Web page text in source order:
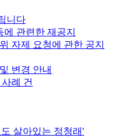
니다
관련한 재공지
자제 요청에 관한 공지
변경 안내
례 건
살아있는 정청래'